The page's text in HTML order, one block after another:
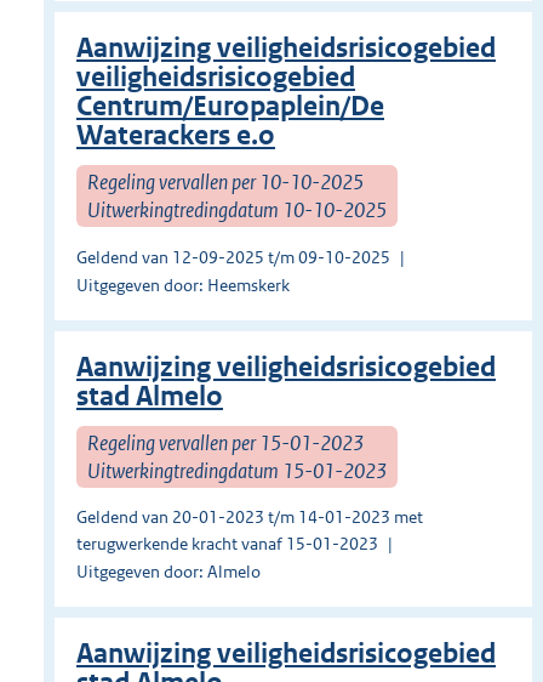
Aanwijzing veiligheidsrisicogebied
veiligheidsrisicogebied
Centrum/Europaplein/De
Waterackers e.o
Regeling vervallen per 10-10-2025
Uitwerkingtredingdatum 10-10-2025
Geldend van 12-09-2025 t/m 09-10-2025
Uitgegeven door: Heemskerk
Aanwijzing veiligheidsrisicogebied
stad Almelo
Regeling vervallen per 15-01-2023
Uitwerkingtredingdatum 15-01-2023
Geldend van 20-01-2023 t/m 14-01-2023 met
terugwerkende kracht vanaf 15-01-2023
Uitgegeven door: Almelo
Aanwijzing veiligheidsrisicogebied